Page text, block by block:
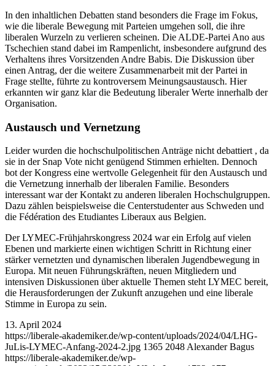
In den inhaltlichen Debatten stand besonders die Frage im Fokus,
wie die liberale Bewegung mit Parteien umgehen soll, die ihre
liberalen Wurzeln zu verlieren scheinen. Die ALDE-Partei Ano aus
Tschechien stand dabei im Rampenlicht, insbesondere aufgrund des
Verhaltens ihres Vorsitzenden Andre Babis. Die Diskussion über
einen Antrag, der die weitere Zusammenarbeit mit der Partei in
Frage stellte, führte zu kontroversem Meinungsaustausch. Hier
erkannten wir ganz klar die Bedeutung liberaler Werte innerhalb der
Organisation.
Austausch und Vernetzung
Leider wurden die hochschulpolitischen Anträge nicht debattiert , da
sie in der Snap Vote nicht genügend Stimmen erhielten. Dennoch
bot der Kongress eine wertvolle Gelegenheit für den Austausch und
die Vernetzung innerhalb der liberalen Familie. Besonders
interessant war der Kontakt zu anderen liberalen Hochschulgruppen.
Dazu zählen beispielsweise die Centerstudenter aus Schweden und
die Fédération des Etudiantes Liberaux aus Belgien.
Der LYMEC-Frühjahrskongress 2024 war ein Erfolg auf vielen
Ebenen und markierte einen wichtigen Schritt in Richtung einer
stärker vernetzten und dynamischen liberalen Jugendbewegung in
Europa. Mit neuen Führungskräften, neuen Mitgliedern und
intensiven Diskussionen über aktuelle Themen steht LYMEC bereit,
die Herausforderungen der Zukunft anzugehen und eine liberale
Stimme in Europa zu sein.
13. April 2024
https://liberale-akademiker.de/wp-content/uploads/2024/04/LHG-
JuLis-LYMEC-Anfang-2024-2.jpg 1365 2048 Alexander Bagus
https://liberale-akademiker.de/wp-